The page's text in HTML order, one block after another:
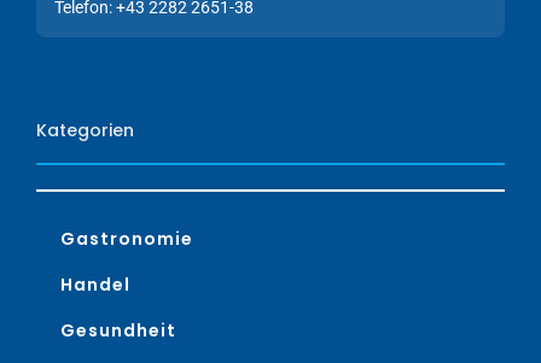
Telefon: +43 2282 2651-38
Kategorien
Gastronomie
Handel
Gesundheit